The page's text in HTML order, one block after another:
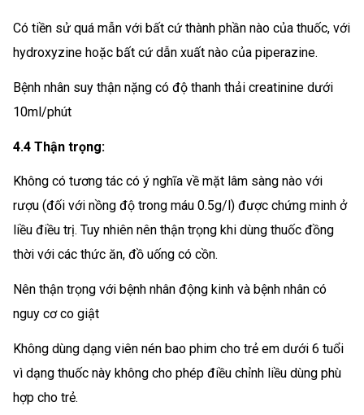
Có tiền sử quá mẫn với bất cứ thành phần nào của thuốc, với
hydroxyzine hoặc bất cứ dẫn xuất nào của piperazine.
Bệnh nhân suy thận nặng có độ thanh thải creatinine dưới
10ml/phút
4.4 Thận trọng:
Không có tương tác có ý nghĩa về mặt lâm sàng nào với
rượu (đối với nồng độ trong máu 0.5g/l) được chứng minh ở
liều điều trị. Tuy nhiên nên thận trọng khi dùng thuốc đồng
thời với các thức ăn, đồ uống có cồn.
Nên thận trọng với bệnh nhân động kinh và bệnh nhân có
nguy cơ co giật
Không dùng dạng viên nén bao phim cho trẻ em dưới 6 tuổi
vì dạng thuốc này không cho phép điều chỉnh liều dùng phù
hợp cho trẻ.